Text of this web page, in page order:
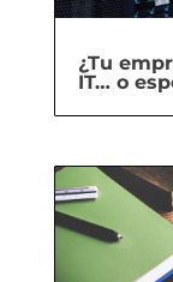
¿Tu
IT… o